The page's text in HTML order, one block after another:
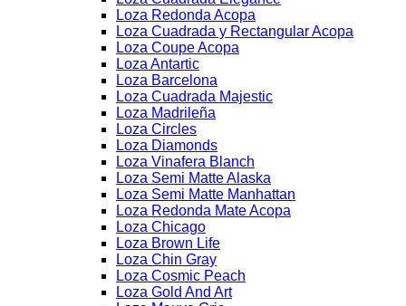
Loza Redonda Acopa
Loza Cuadrada y Rectangular Acopa
Loza Coupe Acopa
Loza Antartic
Loza Barcelona
Loza Cuadrada Majestic
Loza Madrileña
Loza Circles
Loza Diamonds
Loza Vinafera Blanch
Loza Semi Matte Alaska
Loza Semi Matte Manhattan
Loza Redonda Mate Acopa
Loza Chicago
Loza Brown Life
Loza Chin Gray
Loza Cosmic Peach
Loza Gold And Art